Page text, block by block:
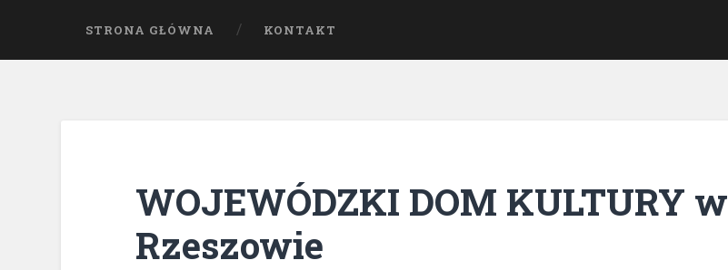
STRONA GŁÓWNA KONTAKT
WOJEWÓDZKI DOM KULTURY w
Rzeszowie